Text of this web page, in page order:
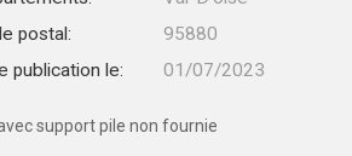
postal:
95880
publication le: 01/07/2023
support pile non fournie